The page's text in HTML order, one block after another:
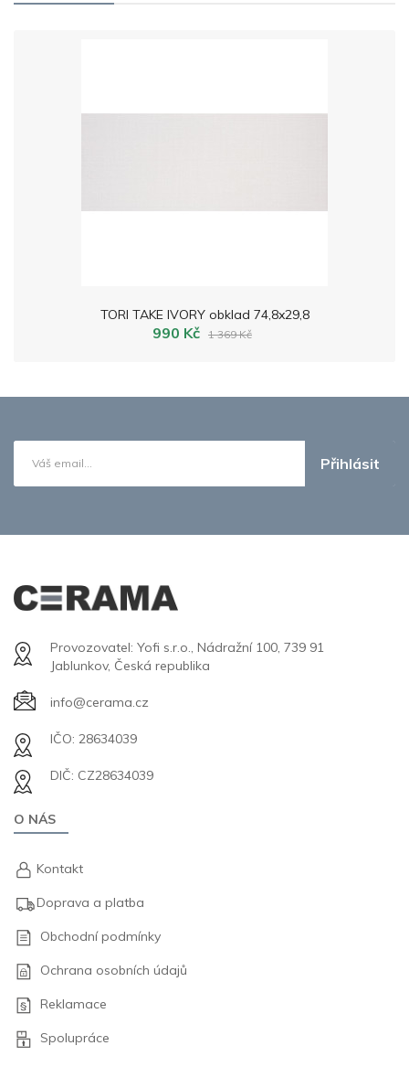
TORI TAKE IVORY obklad 74,8x29,8
990 Kč 1 369 Kč
Přihlásit
Provozovatel: Yofi s.r.o., Nádražní 100, 739 91
Jablunkov, Česká republika
info@cerama.cz
IČO: 28634039
DIČ: CZ28634039
O NÁS
Kontakt
Doprava a platba
Obchodní podmínky
Ochrana osobních údajů
Reklamace
Spolupráce